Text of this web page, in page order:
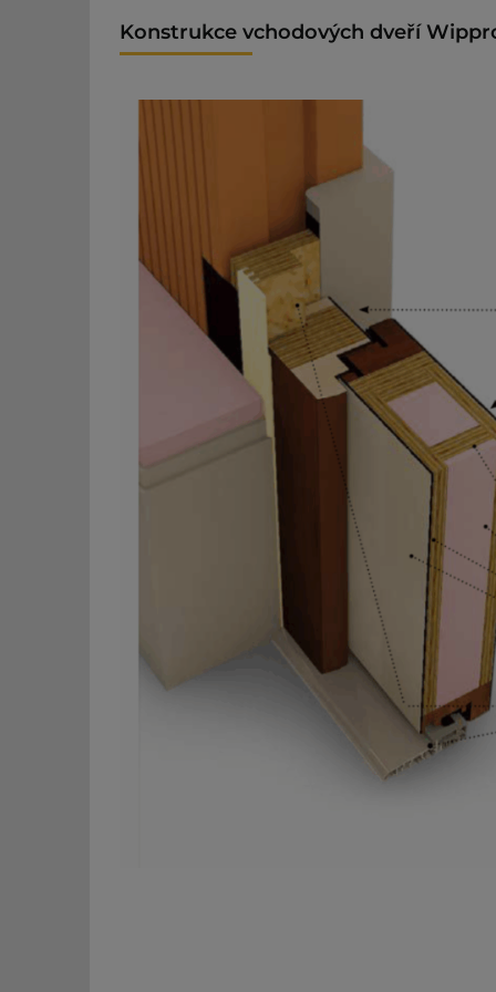
Konstrukce vchodových dveří